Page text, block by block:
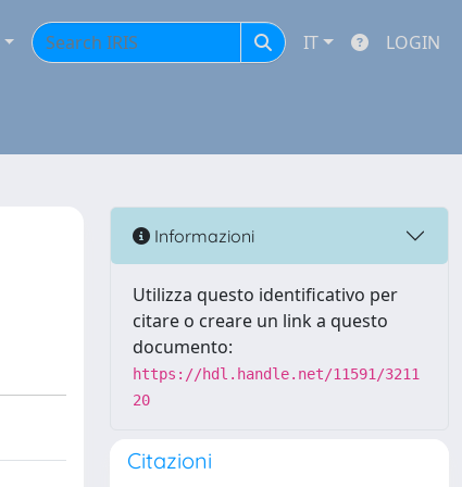
IT LOGIN
Informazioni
Utilizza questo identificativo per
citare o creare un link a questo
documento:
https://hdl.handle.net/11591/3211
20
Citazioni